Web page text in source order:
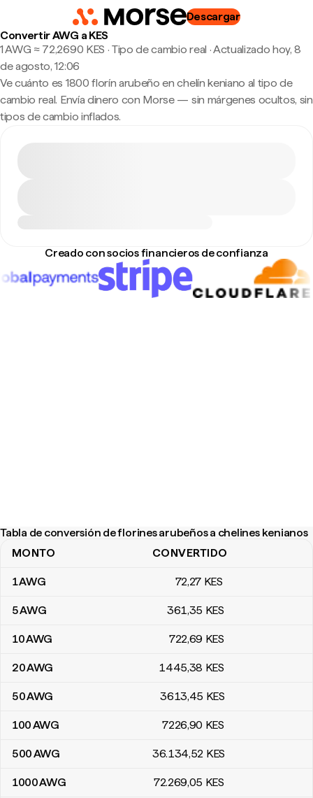
Descargar
Convertir AWG a KES
1 AWG ≈ 72,2690 KES · Tipo de cambio real ·Actualizado hoy, 8
de agosto, 12:06
Ve cuánto es 1800 florín arubeño en chelín keniano al tipo de
cambio real. Envía dinero con Morse — sin márgenes ocultos, sin
tipos de cambio inflados.
Creado con socios financieros de confianza
Tabla de conversión de florines arubeños a chelines kenianos
Tabla de conversión de florines arubeños a chelines kenianos
MONTO CONVERTIDO
1AWG 72,27 KES
5AWG 361,35 KES
10AWG 722,69 KES
20AWG 1445,38 KES
50AWG 3613,45 KES
100AWG 7226,90 KES
500AWG 36.134,52 KES
1000AWG 72.269,05 KES